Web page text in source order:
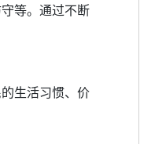
等。通过不断
生活习惯、价